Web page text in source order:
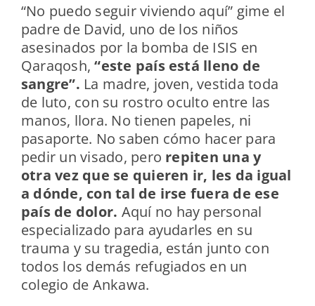
“No puedo seguir viviendo aquí” gime el
padre de David, uno de los niños
asesinados por la bomba de ISIS en
Qaraqosh,“este país está lleno de
sangre”. La madre, joven, vestida toda
de luto, con su rostro oculto entre las
manos, llora. No tienen papeles, ni
pasaporte. No saben cómo hacer para
pedir un visado, pero repiten una y
otra vez que se quieren ir, les da igual
a dónde, con tal de irse fuera de ese
país de dolor. Aquí no hay personal
especializado para ayudarles en su
trauma y su tragedia, están junto con
todos los demás refugiados en un
colegio de Ankawa.